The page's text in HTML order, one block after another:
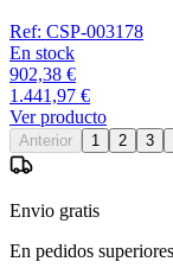
Ref: CSP-003178
En stock
902,38 €
1.441,97 €
Ver producto
Anterior 1 2 3
Envio gratis
En pedidos